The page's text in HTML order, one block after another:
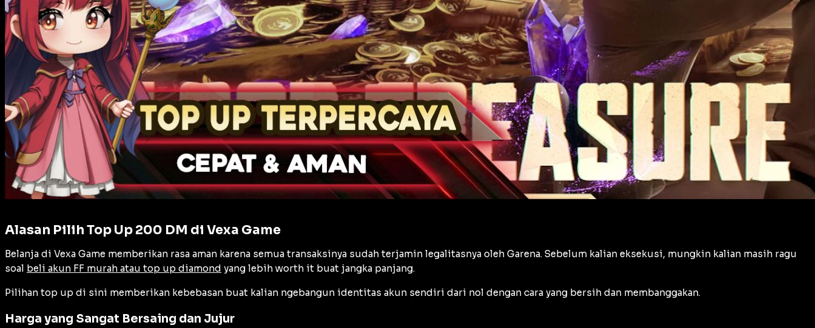
Alasan Pilih Top Up 200 DM di Vexa Game
Belanja di Vexa Game memberikan rasa aman karena semua transaksinya sudah terjamin legalitasnya oleh Garena. Sebelum kalian eksekusi, mungkin kalian masih ragu
soal beli akun FF murah atau top up diamond yang lebih worth it buat jangka panjang.
Pilihan top up di sini memberikan kebebasan buat kalian ngebangun identitas akun sendiri dari nol dengan cara yang bersih dan membanggakan.
Harga yang Sangat Bersaing dan Jujur